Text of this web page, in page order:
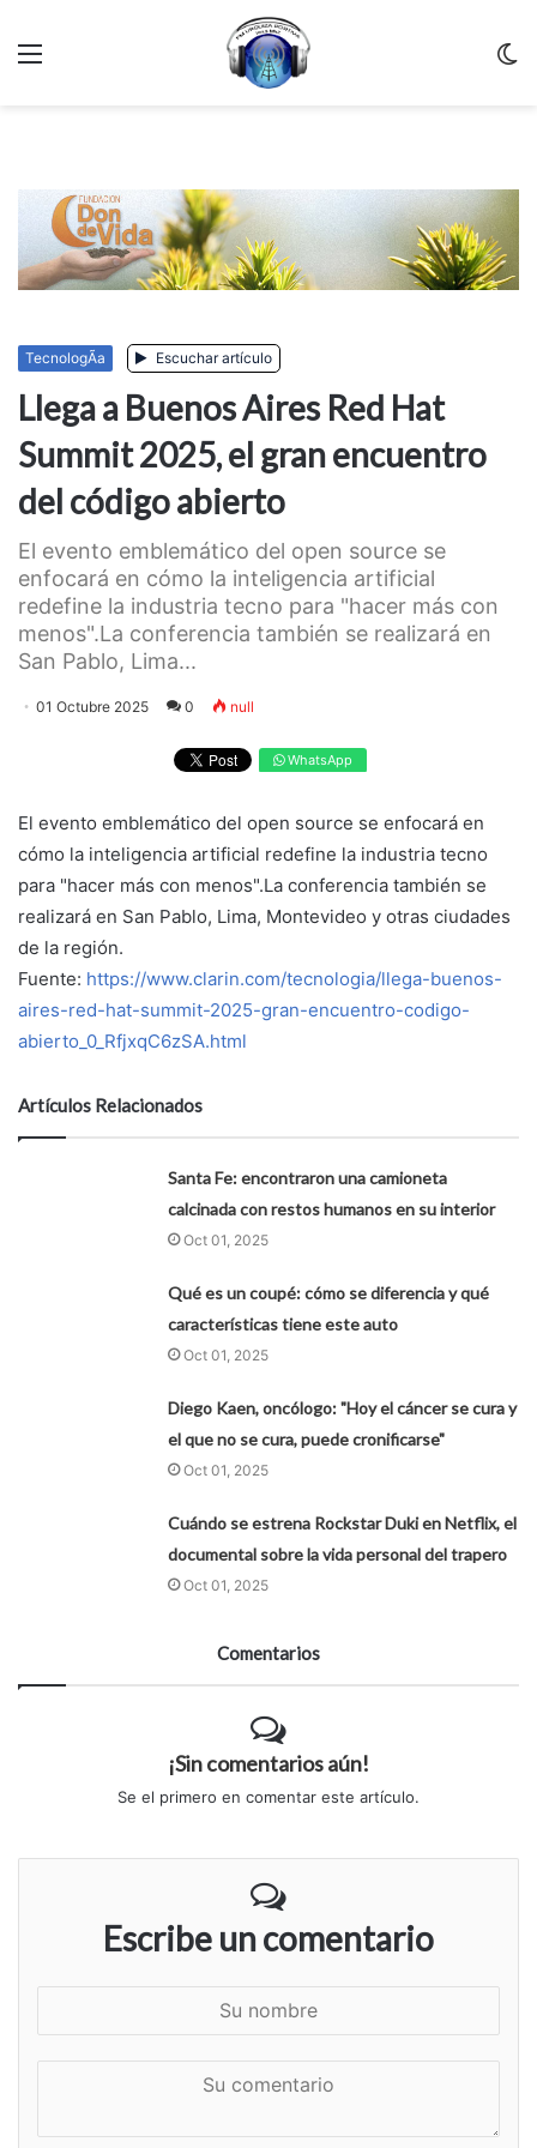
TecnologÃ­a Escuchar artículo
Llega a Buenos Aires Red Hat
Summit 2025, el gran encuentro
del código abierto
El evento emblemático del open source se
enfocará en cómo la inteligencia artificial
redefine la industria tecno para "hacer más con
menos".La conferencia también se realizará en
San Pablo, Lima...
01 Octubre 2025 0 null
WhatsApp
El evento emblemático del open source se enfocará en
cómo la inteligencia artificial redefine la industria tecno
para "hacer más con menos".La conferencia también se
realizará en San Pablo, Lima, Montevideo y otras ciudades
de la región.
Fuente: https://www.clarin.com/tecnologia/llega-buenos-
aires-red-hat-summit-2025-gran-encuentro-codigo-
abierto_0_RfjxqC6zSA.html
Artículos Relacionados
Santa Fe: encontraron una camioneta
calcinada con restos humanos en su interior
Oct 01, 2025
Qué es un coupé: cómo se diferencia y qué
características tiene este auto
Oct 01, 2025
Diego Kaen, oncólogo: "Hoy el cáncer se cura y
el que no se cura, puede cronificarse"
Oct 01, 2025
Cuándo se estrena Rockstar Duki en Netflix, el
documental sobre la vida personal del trapero
Oct 01, 2025
Comentarios
¡Sin comentarios aún!
Se el primero en comentar este artículo.
Escribe un comentario